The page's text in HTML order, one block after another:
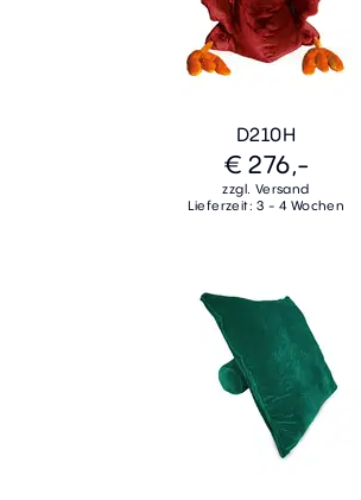
D210H
€ 276,-
zzgl. Versand
Lieferzeit: 3 - 4 Wochen